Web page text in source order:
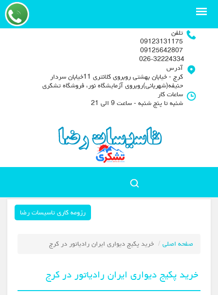
تلفن
09123131175
09125642807
آدرس
کرج - خیابان بهشتی روبروی کلانتری 11خیابان سردار
حنیفه(شهربانی)روبروی آزمایشگاه نور، فروشگاه تشکری
ساعات کار
شنبه تا پنج شنبه - ساعت 9 الی 21
رزومه کاری تاسیسات رضا
صفحه اصلی خرید پکیج دیواری ایران رادیاتور در کرج
خرید پکیج دیواری ایران رادیاتور در کرج